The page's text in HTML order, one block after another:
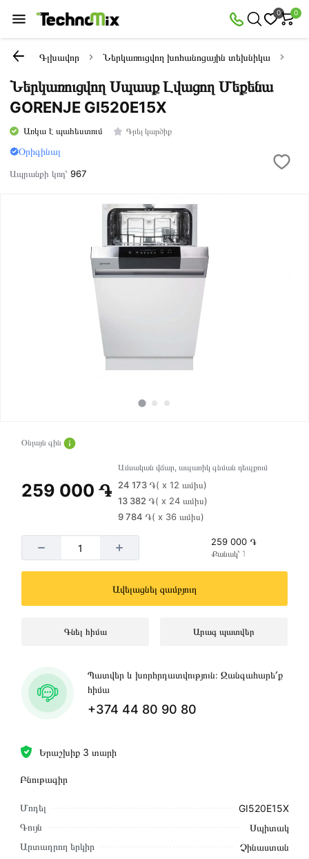
0 0
Գլխավոր Ներկառուցվող խոհանոցային տեխնիկա
Ներկառուցվող Սպասք Լվացող Մեքենա
GORENJE GI520E15X
Առկա է պահեստում Գրել կարծիք
Օրիգինալ
Ապրանքի կոդ՝967
Երաշխիք 3 տարի
Բնութագիր
Մոդել
GI520E15X
Գույն
Սպիտակ
Արտադրող երկիր
Չինաստան
Օնլայն գին
259 000 ֏
Ամսական վճար, ապառիկ գնման դեպքում
24 173 ֏( x 12 ամիս)
13 382 ֏( x 24 ամիս)
9 784 ֏( x 36 ամիս)
259 000 ֏
Քանակ՝ 1
Ավելացնել զամբյուղ
Գնել հիմա Արագ պատվեր
Պատվեր և խորհրդատվություն։ Զանգահարե՛ք
հիմա
+374 44 80 90 80